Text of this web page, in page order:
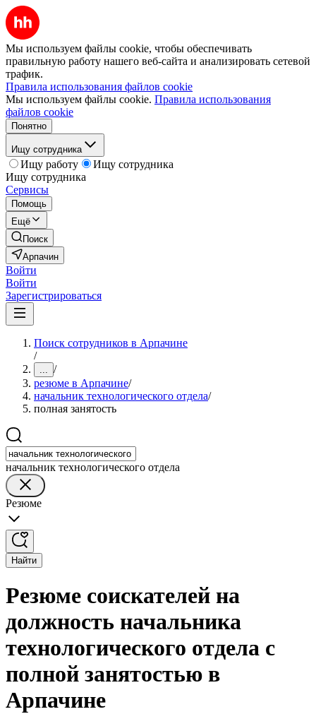
Мы используем файлы cookie, чтобы обеспечивать
правильную работу нашего веб-сайта и анализировать сетевой
трафик.
Правила использования файлов cookie
Мы используем файлы cookie. Правила использования
файлов cookie
Понятно
Ищу сотрудника
Ищу работу
Ищу сотрудника
Ищу сотрудника
Сервисы
Помощь
Ещё
Поиск
Арпачин
Войти
Войти
Зарегистрироваться
Поиск сотрудников в Арпачине
/
... /
резюме в Арпачине/
начальник технологического отдела/
полная занятость
начальник технологического отдела
Резюме
Найти
Резюме соискателей на
должность начальника
технологического отдела с
полной занятостью в
Арпачине